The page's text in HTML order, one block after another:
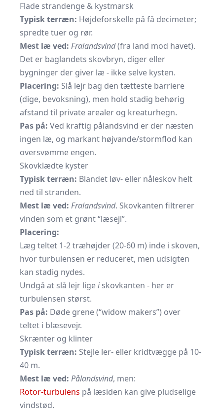
Flade strandenge & kystmarsk
Typisk terræn: Højdeforskelle på få decimeter;
spredte tuer og rør.
Mest læ ved: Fralandsvind(fra land mod havet).
Det er baglandets skovbryn, diger eller
bygninger der giver læ - ikke selve kysten.
Placering: Slå lejr bag den tætteste barriere
(dige, bevoksning), men hold stadig behørig
afstand til private arealer og kreaturhegn.
Pas på: Ved kraftig pålandsvind er der næsten
ingen læ, og markant højvande/stormflod kan
oversvømme engen.
Skovklædte kyster
Typisk terræn: Blandet løv- eller nåleskov helt
ned til stranden.
Mest læ ved: Fralandsvind. Skovkanten filtrerer
vinden som et grønt “læsejl”.
Placering:
Læg teltet 1-2 træhøjder (20-60 m) inde i skoven,
hvor turbulensen er reduceret, men udsigten
kan stadig nydes.
Undgå at slå lejr ligeiskovkanten - her er
turbulensen størst.
Pas på: Døde grene (“widow makers”) over
teltet i blæsevejr.
Skrænter og klinter
Typisk terræn: Stejle ler- eller kridtvægge på 10-
40 m.
Mest læ ved: Pålandsvind, men:
Rotor-turbulens på læsiden kan give pludselige
vindstød.